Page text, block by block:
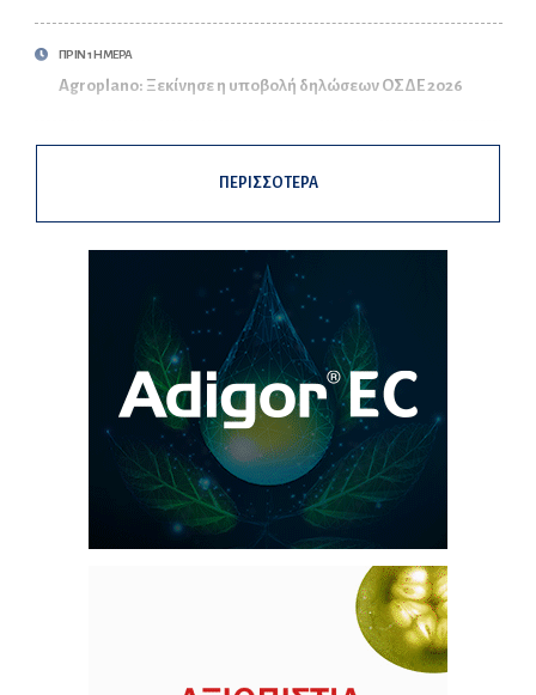
ΠΡΙΝ 1 ΗΜΕΡΑ
Agroplano: Ξεκίνησε η υποβολή δηλώσεων ΟΣΔΕ 2026
ΠΕΡΙΣΣΟΤΕΡΑ